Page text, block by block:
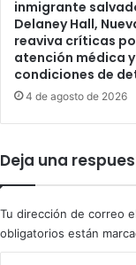
s
o
b
r
e
l
r
a
o
s
u
a
r
d
i
a
N
c
n
a
l
inmigrante
Delaney Hall,
reaviva críticas
atención médica y
condiciones de
4 de agosto de 2026
Deja una
Tu dirección de correo
obligatorios están